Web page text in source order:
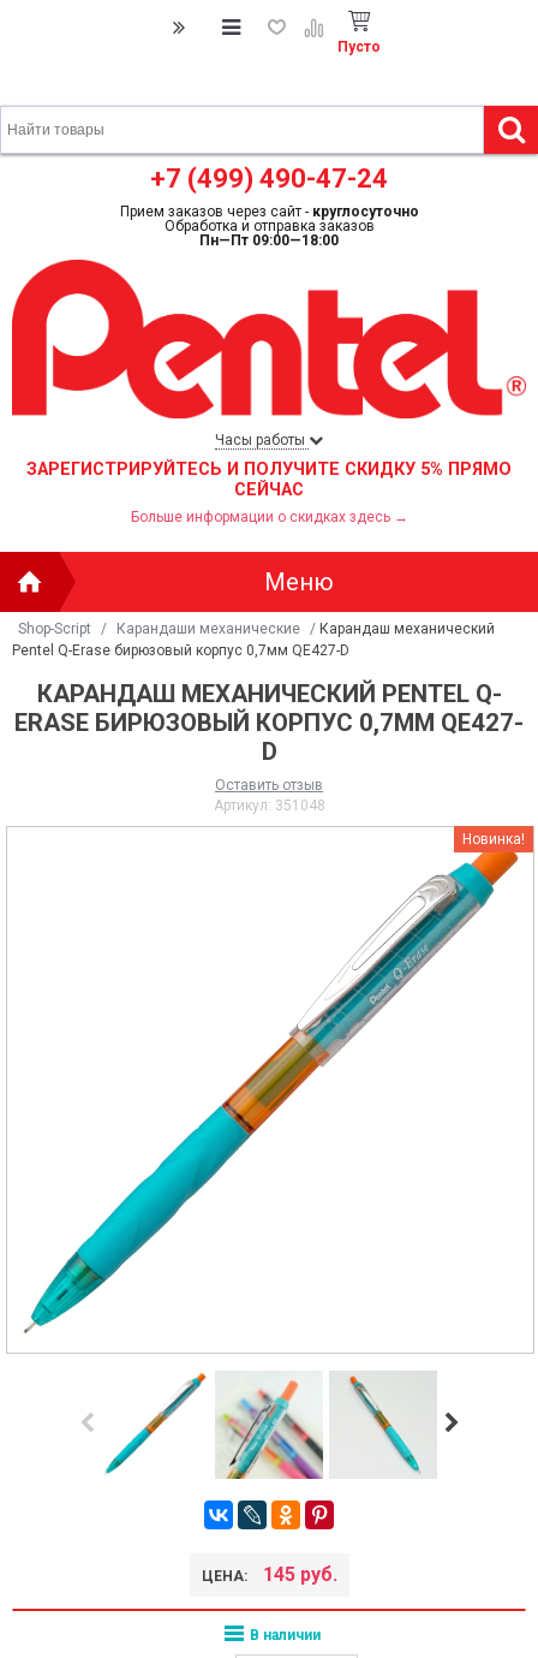
Пусто
+7 (499) 490-47-24
Прием заказов через сайт - круглосуточно
Обработка и отправка заказов
Пн—Пт 09:00—18:00
Часы работы
ЗАРЕГИСТРИРУЙТЕСЬ И ПОЛУЧИТЕ СКИДКУ 5% ПРЯМО
СЕЙЧАС
Больше информации о скидках здесь →
Меню
Shop-Script / Карандаши механические / Карандаш механический
Pentel Q-Erase бирюзовый корпус 0,7мм QE427-D
КАРАНДАШ МЕХАНИЧЕСКИЙ PENTEL Q-
ERASE БИРЮЗОВЫЙ КОРПУС 0,7ММ QE427-
D
Оставить отзыв
Артикул: 351048
Новинка!
ЦЕНА: 145 руб.
В наличии